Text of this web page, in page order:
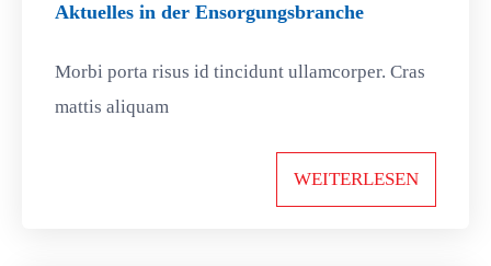
Aktuelles in der Ensorgungsbranche
Morbi porta risus id tincidunt ullamcorper. Cras
mattis aliquam
WEITERLESEN